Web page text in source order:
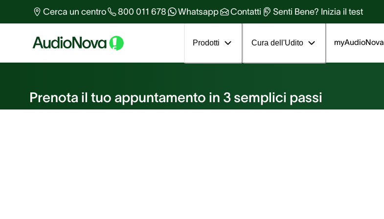
Cerca un centro 800 011 678 Whatsapp Contatti Senti Bene? Inizia il test
Prodotti Cura dell'Udito myAudioNova
Prenota il tuo appuntamento in 3 semplici passi